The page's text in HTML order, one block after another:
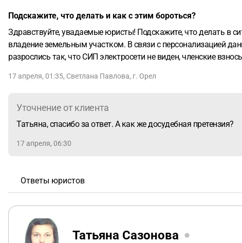
Подскажите, что делать и как с этим бороться?
Здравствуйте, увадаемые юристы! Подскажите, что делать в
владение земельным участком. В связи с персонализацией
разрослись так, что СИП электросети не виден, членские
17 апреля, 01:35, Светлана Павлова, г. Орел
Уточнение от клиента
Татьяна, спасибо за ответ. А как же досудебная претензия?
17 апреля, 06:30
Ответы юристов
Татьяна Сазонова